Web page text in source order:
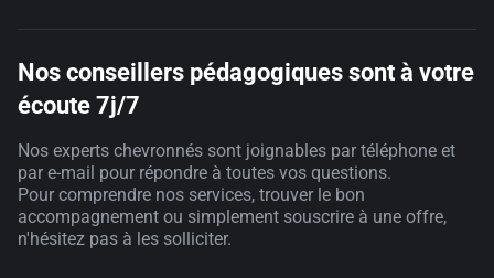
Nos conseillers pédagogiques sont à votre
écoute 7j/7
Nos experts chevronnés sont joignables par téléphone et
par e-mail pour répondre à toutes vos questions.
Pour comprendre nos services, trouver le bon
accompagnement ou simplement souscrire à une offre,
n'hésitez pas à les solliciter.